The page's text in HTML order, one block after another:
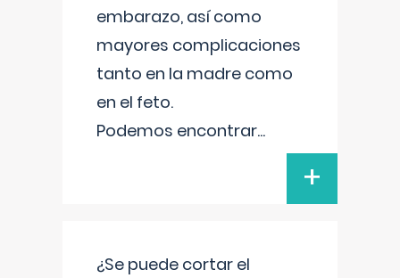
embarazo, así como
mayores complicaciones
tanto en la madre como
en el feto.
Podemos encontrar...
+
¿Se puede cortar el